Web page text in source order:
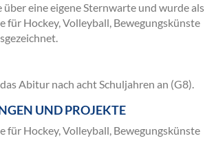
über eine eigene Sternwarte und wurde als
für Hockey, Volleyball, Bewegungskünste
Abitur nach acht Schuljahren an (G8).
UND PROJEKTE
für Hockey, Volleyball, Bewegungskünste